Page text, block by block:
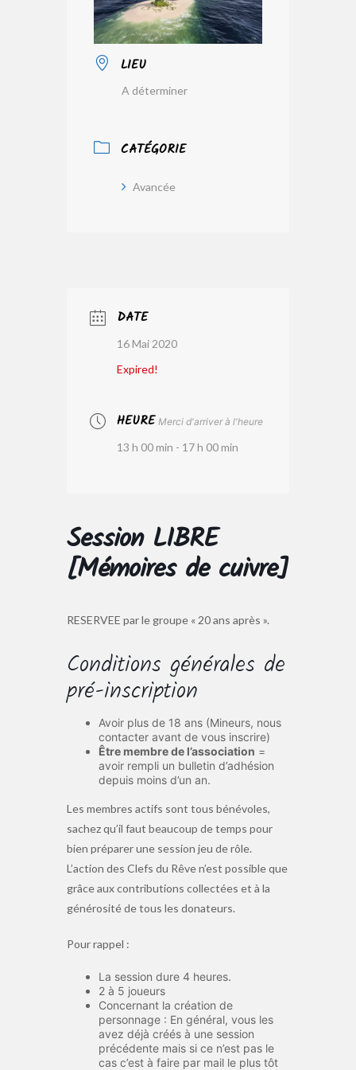
LIEU
A déterminer
CATÉGORIE
Avancée
DATE
16 Mai 2020
Expired!
HEURE Merci d'arriver à l'heure
13 h 00 min - 17 h 00 min
Session LIBRE
[Mémoires de cuivre]
RESERVEE par le groupe « 20 ans après ».
Conditions générales de
pré-inscription
Avoir plus de 18 ans (Mineurs, nous
contacter avant de vous inscrire)
Être membre de l’association =
avoir rempli un bulletin d’adhésion
depuis moins d’un an.
Les membres actifs sont tous bénévoles,
sachez qu’il faut beaucoup de temps pour
bien préparer une session jeu de rôle.
L’action des Clefs du Rêve n’est possible que
grâce aux contributions collectées et à la
générosité de tous les donateurs.
Pour rappel :
La session dure 4 heures.
2 à 5 joueurs
Concernant la création de
personnage : En général, vous les
avez déjà créés à une session
précédente mais si ce n’est pas le
cas c’est à faire par mail le plus tôt